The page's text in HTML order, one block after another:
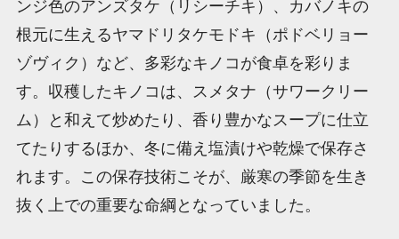
ンジ色のアンズタケ（リシーチキ）、カバノキの
根元に生えるヤマドリタケモドキ（ポドベリョー
ゾヴィク）など、多彩なキノコが食卓を彩りま
す。収穫したキノコは、スメタナ（サワークリー
ム）と和えて炒めたり、香り豊かなスープに仕立
てたりするほか、冬に備え塩漬けや乾燥で保存さ
れます。この保存技術こそが、厳寒の季節を生き
抜く上での重要な命綱となっていました。